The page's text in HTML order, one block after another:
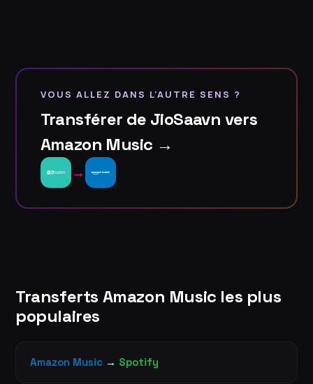
VOUS ALLEZ DANS L'AUTRE SENS ?
Transférer de JioSaavn vers
Amazon Music →
→
Transferts Amazon Music les plus
populaires
Amazon Music → Spotify